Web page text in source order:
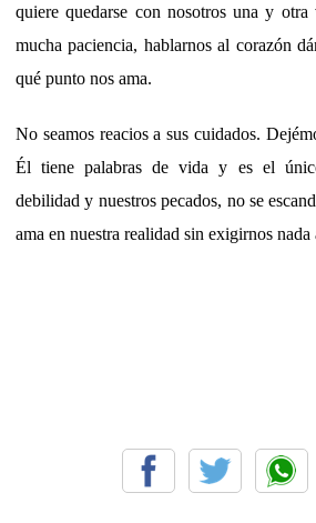
quiere quedarse con nosotros una y
mucha paciencia, hablarnos al corazón
qué punto nos ama.
No seamos reacios a sus cuidados.
Él tiene palabras de vida y es el
debilidad y nuestros pecados, no se
ama en nuestra realidad sin exigirnos nada